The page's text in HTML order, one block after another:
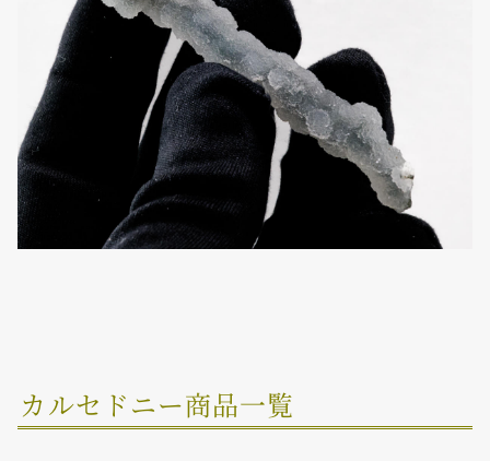
カルセドニー商品一覧